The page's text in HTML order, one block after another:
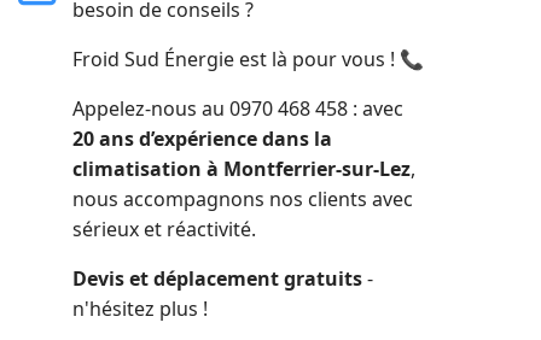
fa-
check
besoin de conseils ?
Froid Sud Énergie est là pour vous ! 📞
Appelez-nous au 0970 468 458 : avec
20 ans d’expérience dans la
climatisation à Montferrier-sur-Lez,
nous accompagnons nos clients avec
sérieux et réactivité.
Devis et déplacement gratuits-
n'hésitez plus !